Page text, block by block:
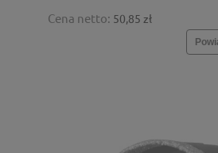
Cena netto: 50,85 zł